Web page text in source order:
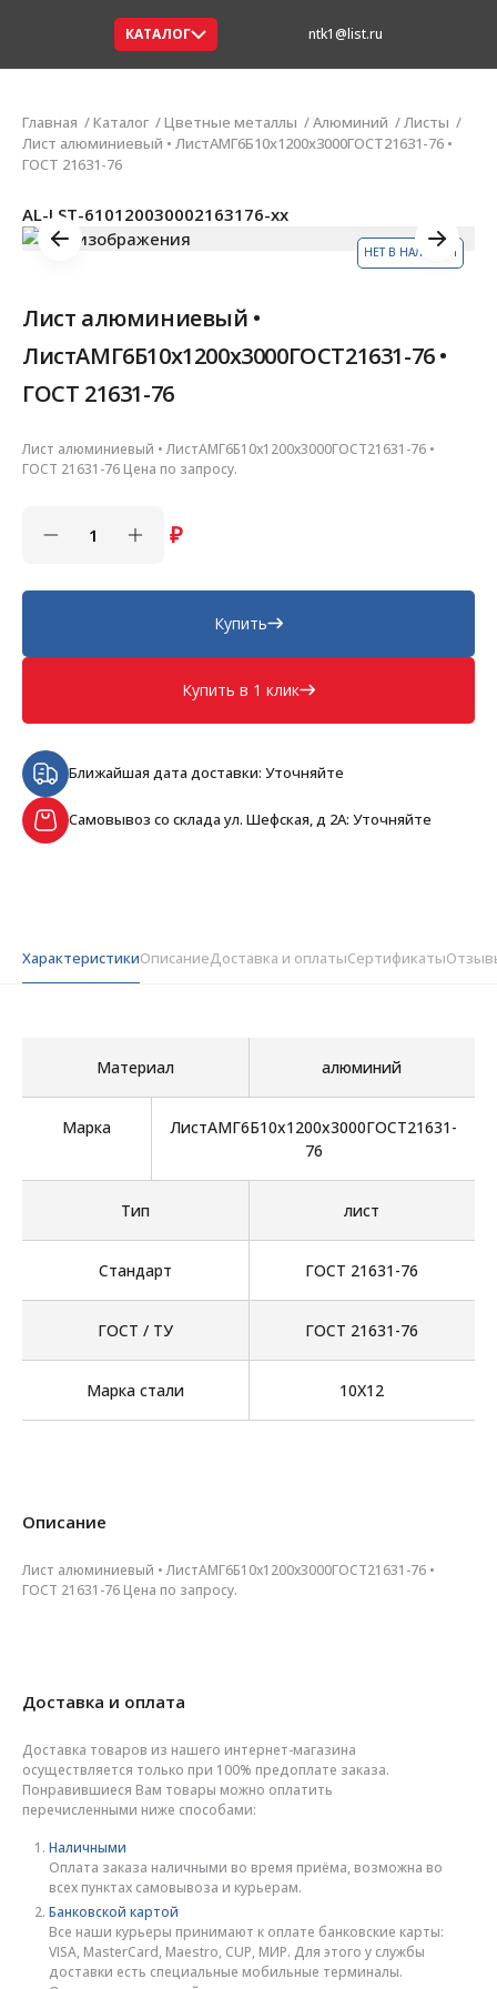
КАТАЛОГ ntk1@list.ru
Главная Каталог Цветные металлы Алюминий
Листы
Лист алюминиевый • ЛистАМГ6Б10х1200х3000ГОСТ21631-76 •
ГОСТ 21631-76
НЕТ В НАЛИЧИИ
AL-LST-610120030002163176-xx
Лист алюминиевый •
ЛистАМГ6Б10х1200х3000ГОСТ21631-76 •
ГОСТ 21631-76
Лист алюминиевый • ЛистАМГ6Б10х1200х3000ГОСТ21631-76 •
ГОСТ 21631-76 Цена по запросу.
₽
Купить
Купить в 1 клик
Ближайшая дата доставки: Уточняйте
Самовывоз со склада ул. Шефская, д 2А: Уточняйте
ХарактеристикиОписаниеДоставка и оплатыСертификаты
Материал алюминий
Марка
ЛистАМГ6Б10х1200х3000ГОСТ21631-
76
Тип лист
Стандарт ГОСТ 21631-76
ГОСТ / ТУ ГОСТ 21631-76
Марка стали 10Х12
Описание
Лист алюминиевый • ЛистАМГ6Б10х1200х3000ГОСТ21631-76 •
ГОСТ 21631-76 Цена по запросу.
Доставка и оплата
Доставка товаров из нашего интернет-магазина
осуществляется только при 100% предоплате заказа.
Понравившиеся Вам товары можно оплатить
перечисленными ниже способами:
Наличными
Оплата заказа наличными во время приёма, возможна во
всех пунктах самовывоза и курьерам.
Банковской картой
Все наши курьеры принимают к оплате банковские карты:
VISA, MasterCard, Maestro, CUP, МИР. Для этого у службы
доставки есть специальные мобильные терминалы.